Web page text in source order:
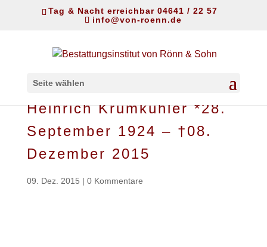
Tag & Nacht erreichbar 04641 / 22 57
info@von-roenn.de
Seite wählen
Heinrich Krumkühler *28.
September 1924 – †08.
Dezember 2015
09. Dez. 2015 | 0 Kommentare